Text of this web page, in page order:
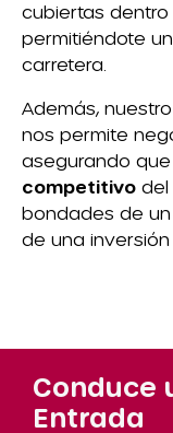
cubiertas dentro
permitiéndote
carretera.
Además,
nos permite
asegurando
competitivo del
bondades de
de una inversión
Conduce
Entrada